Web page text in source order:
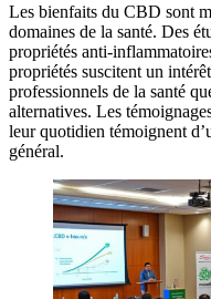
Les bienfaits du CBD sont
domaines de la santé. Des
propriétés anti-
propriétés suscitent un
professionnels de la santé
alternatives. Les
leur quotidien témoignent
général.